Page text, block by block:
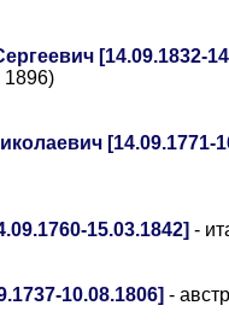
[14.09.1832-
1896)
[14.09.1771-
15.03.1842] -
10.08.1806] -